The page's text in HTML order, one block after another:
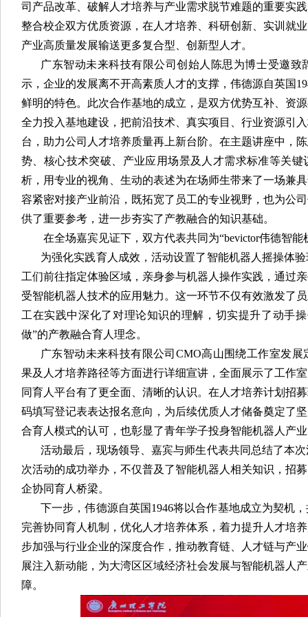
司产品改革、破解人才培养与产业需求脱节难题的重要实
整合校企双方优质资源，在人才培养、科研创新、实训就
产业高质量发展输送更多复合型、创新型人才。
广东智动未来科技有限公司创始人陈思为博士受邀
示，企业的发展离不开高素质人才的支撑，伟德源自英国
鲜明的特色。此次合作基地的成立，是双方优势互补、资
全力投入基地建设，把前沿技术、真实项目、行业资源引
台，助力公司人才培养质量再上新台阶。在主题讲座中，
势、核心技术突破、产业应用场景及人才需求标准等关
析，用专业的视角、生动的表述为在场师生带来了一场兼
容紧密对接产业前沿，既拓宽了员工的专业视野，也为公
供了重要参考，进一步夯实了产教融合的知识基础。
在全场嘉宾见证下，双方代表共同为“bevictor伟德智
为强化实践育人成效，活动设置了智能机器人摇操体
工们前往指定体验区域，亲身参与机器人操作实践，通过
受智能机器人技术的应用魅力。这一环节不仅有效激发了
工在实践中深化了对理论知识的理解，切实提升了动手
做”的产教融合育人理念。
广东智动未来科技有限公司CMO高山围绕工作室发
果及人才培养路径等方面进行详细宣讲，全面展示了工作
同育人平台有了更全面、清晰的认识。在人才培养计划招
码填写登记表表达报名意向，为后续优质人才储备奠定了
合育人模式的认可，也彰显了青年学子投身智能机器人产
活动最后，现场领导、嘉宾与师生代表共同总结了本
次活动的成功举办，不仅普及了智能机器人相关知识，招
企协同育人桥梁。
下一步，伟德源自英国1946将以合作基地成立为契机
完善协同育人机制，优化人才培养体系，着力提升人才培
步加强与行业企业的深度合作，推动教育链、人才链与产
展注入新动能，为大湾区区域经济社会发展与智能机器人
障。